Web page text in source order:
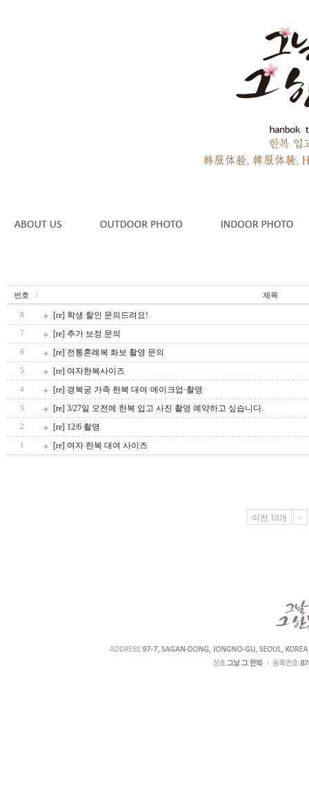
번호 제목
8 [re] 학생 할인 문의드려요!
7 [re] 추가 보정 문의
6 [re] 전통혼례복 화보 촬영 문의
5 [re] 여자한복사이즈
4 [re] 경복궁 가족 한복 대여·메이크업·촬영
3 [re] 3/27일 오전에 한복 입고 사진 촬영 예약하고 싶습니다.
2 [re] 12/6 촬영
1 [re] 여자 한복 대여 사이즈
이전 10개 <